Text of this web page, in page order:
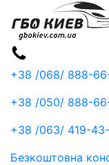
+38 /068/ 888-
+38 /050/ 888-
+38 /063/ 419-
Безкоштовна